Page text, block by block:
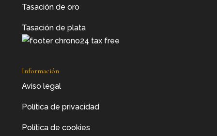
Tasación de oro
Tasación de plata
Información
Aviso legal
Política de privacidad
Política de cookies